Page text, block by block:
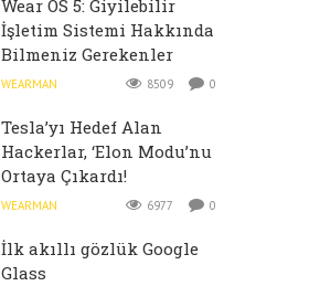
Wear OS 5: Giyilebilir
İşletim Sistemi Hakkında
Bilmeniz Gerekenler
WEARMAN 8509 0
Tesla’yı Hedef Alan
Hackerlar, ‘Elon Modu’nu
Ortaya Çıkardı!
WEARMAN 6977 0
İlk akıllı gözlük Google
Glass